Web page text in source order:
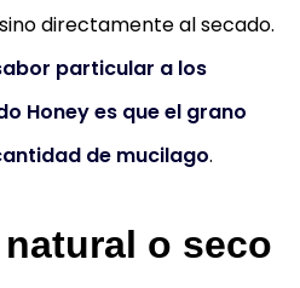
directamente al secado.
particular a los
Honey es que el grano
de mucilago.
o seco